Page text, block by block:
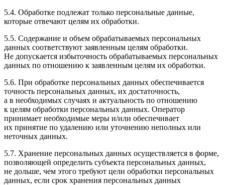
5.4. Обработке подлежат только персональные данные,
которые отвечают целям их обработки.
5.5. Содержание и объем обрабатываемых персональных
данных соответствуют заявленным целям обработки.
Не допускается избыточность обрабатываемых персональных
данных по отношению к заявленным целям их обработки.
5.6. При обработке персональных данных обеспечивается
точность персональных данных, их достаточность,
а в необходимых случаях и актуальность по отношению
к целям обработки персональных данных. Оператор
принимает необходимые меры и/или обеспечивает
их принятие по удалению или уточнению неполных или
неточных данных.
5.7. Хранение персональных данных осуществляется в форме,
позволяющей определить субъекта персональных данных,
не дольше, чем этого требуют цели обработки персональных
данных, если срок хранения персональных данных